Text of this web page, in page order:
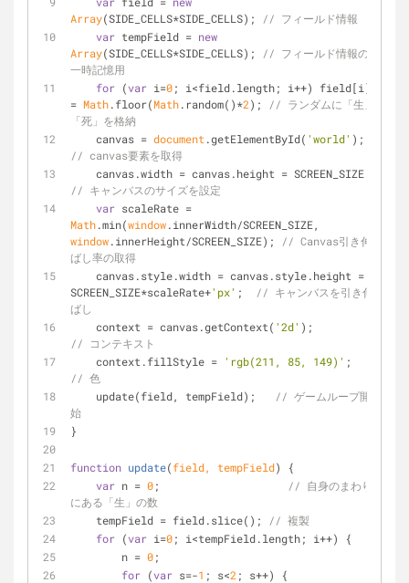
Array(SIDE_CELLS*SIDE_CELLS);
// フィールド情報
var tempField = new
Array(SIDE_CELLS*SIDE_CELLS);
// フィールド情報の
一時記憶用
for (var i=0; i<field.length; i++) field[i]
= Math.floor(Math.random()*2);
// ランダムに「生」
「死」を格納
    canvas =
document .getElementById( 'world'
// canvas要素を取得
// キャンバスのサイズを設定
var
Math.min(window
window.innerHeight/SCREEN_SIZE);
// Canvas引き伸
ばし率の取得
SCREEN_SIZE*scaleRate+'px' ;
// キャンバスを引き伸
ばし
    context = canvas.getContext(
'2d'
// コンテキスト
    context.fillStyle =
'rgb(211, 85, 149)'
// 色
    update(field, tempField);
// ゲームループ開
始
}
function update(field, tempField)
{
var n = 0;
// 自身のまわり
にある「生」の数
    tempField = field.slice();
// 複製
for (var i=0; i<tempField.length; i++) {
        n =
0;
for (var s=-1 ; s<2 ; s++) {